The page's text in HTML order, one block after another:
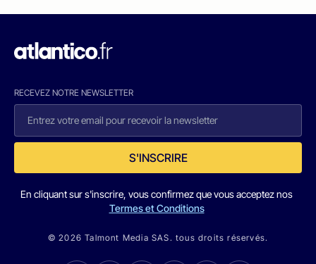
RECEVEZ NOTRE NEWSLETTER
S'INSCRIRE
En cliquant sur s'inscrire, vous confirmez que vous acceptez nos
Termes et Conditions
© 2026 Talmont Media SAS. tous droits réservés.